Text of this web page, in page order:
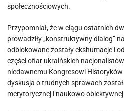
społecznościowych.
Przypomniał, że w ciągu ostatnich
prowadziły „konstruktywny dialog”
odblokowane zostały ekshumacje i
części ofiar ukraińskich
niedawnemu Kongresowi
dyskusja o trudnych sprawach
merytorycznej i naukowo obiektywnej